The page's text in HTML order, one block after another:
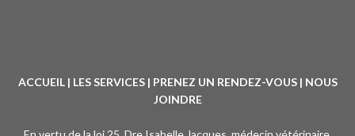
ACCUEIL| LES SERVICES| PRENEZ UN RENDEZ-VOUS| NOUS
JOINDRE